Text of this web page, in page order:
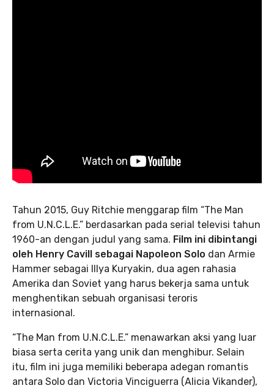
Tahun 2015, Guy Ritchie menggarap film “The Man
from U.N.C.L.E.” berdasarkan pada serial televisi tahun
1960-an dengan judul yang sama. Film ini dibintangi
oleh Henry Cavill sebagai Napoleon Solo dan Armie
Hammer sebagai Illya Kuryakin, dua agen rahasia
Amerika dan Soviet yang harus bekerja sama untuk
menghentikan sebuah organisasi teroris
internasional.
“The Man from U.N.C.L.E.” menawarkan aksi yang luar
biasa serta cerita yang unik dan menghibur. Selain
itu, film ini juga memiliki beberapa adegan romantis
antara Solo dan Victoria Vinciguerra (Alicia Vikander),